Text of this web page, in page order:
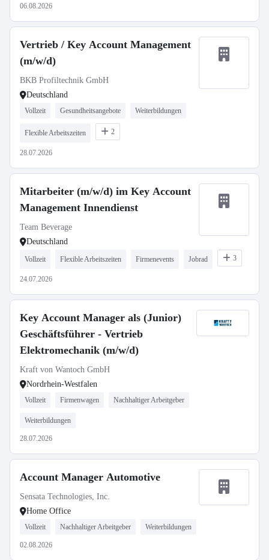
06.08.2026
Vertrieb / Key Account Management
(m/w/d)
BKB Profiltechnik GmbH
Deutschland
Vollzeit Gesundheitsangebote Weiterbildungen
Flexible Arbeitszeiten 2
28.07.2026
Mitarbeiter (m/w/d) im Key Account
Management Innendienst
Team Beverage
Deutschland
Vollzeit Flexible Arbeitszeiten Firmenevents Jobrad 3
24.07.2026
Key Account Manager als (Junior)
Geschäftsführer - Vertrieb
Elektromechanik (m/w/d)
Kraft von Wantoch GmbH
Nordrhein-Westfalen
Vollzeit Firmenwagen Nachhaltiger Arbeitgeber
Weiterbildungen
28.07.2026
Account Manager Automotive
Sensata Technologies, Inc.
Home Office
Vollzeit Nachhaltiger Arbeitgeber Weiterbildungen
02.08.2026